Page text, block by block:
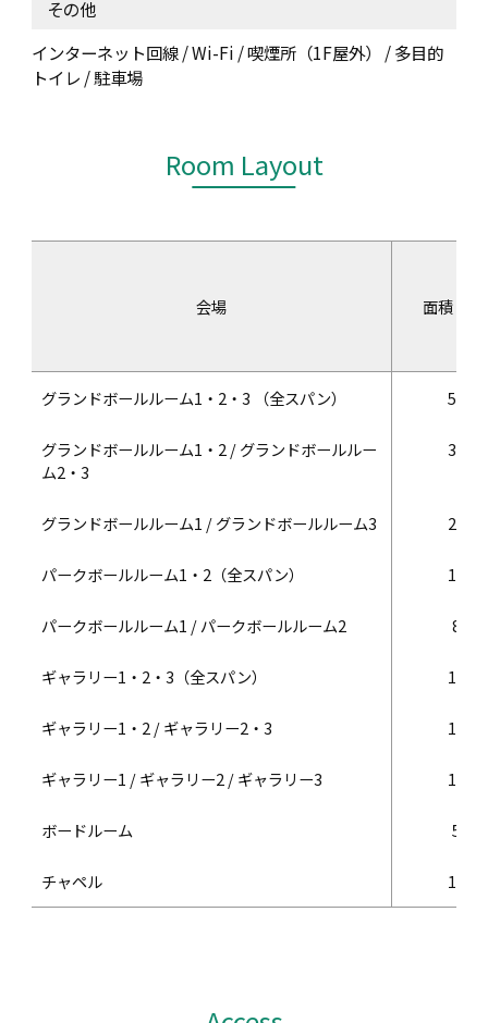
その他
インターネット回線 / Wi-Fi / 喫煙所（1F屋外） / 多目的
トイレ / 駐車場
Room Layout
会場 面積（㎡
グランドボールルーム1・2・3 （全スパン） 536
グランドボールルーム1・2 / グランドボールルー
ム2・3
320
グランドボールルーム1 / グランドボールルーム3 207
パークボールルーム1・2（全スパン） 174
パークボールルーム1 / パークボールルーム2 86
ギャラリー1・2・3（全スパン） 177
ギャラリー1・2 / ギャラリー2・3 177
ギャラリー1 / ギャラリー2 / ギャラリー3 177
ボードルーム 56
チャペル 151